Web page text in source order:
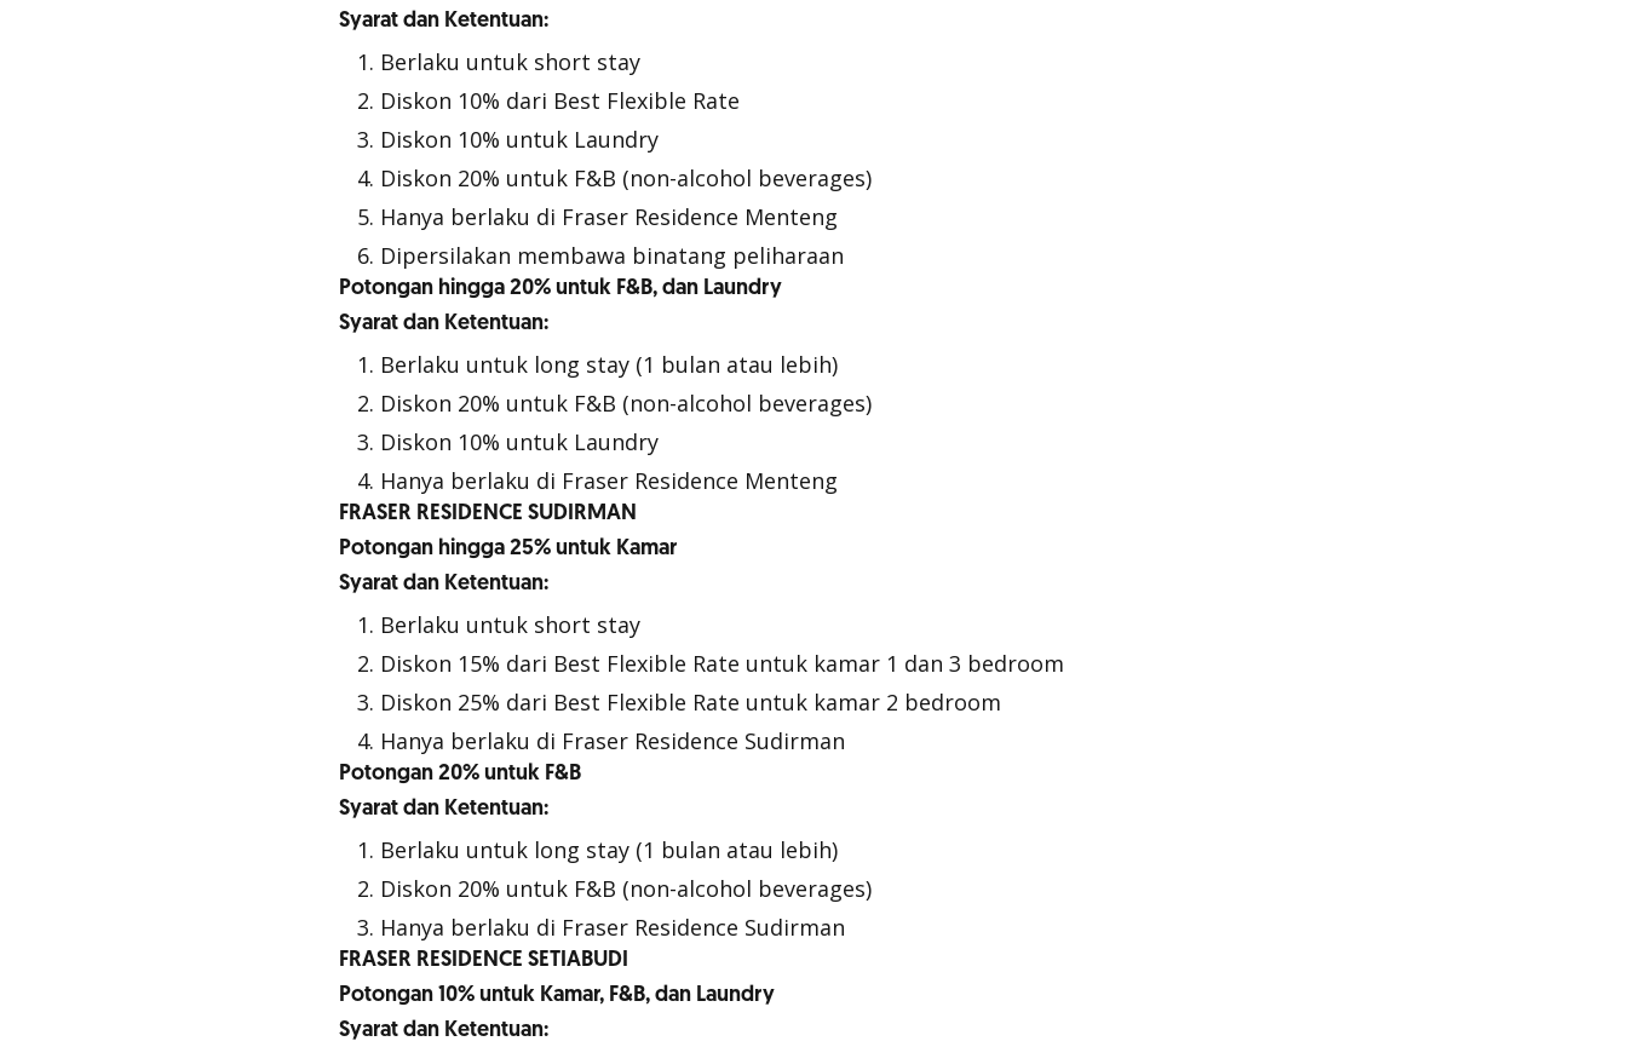
Syarat dan Ketentuan:
Berlaku untuk short stay
Diskon 10% dari Best Flexible Rate
Diskon 10% untuk Laundry
Diskon 20% untuk F&B (non-alcohol beverages)
Hanya berlaku di Fraser Residence Menteng
Dipersilakan membawa binatang peliharaan
Potongan hingga 20% untuk F&B, dan Laundry
Syarat dan Ketentuan:
Berlaku untuk long stay (1 bulan atau lebih)
Diskon 20% untuk F&B (non-alcohol beverages)
Diskon 10% untuk Laundry
Hanya berlaku di Fraser Residence Menteng
FRASER RESIDENCE SUDIRMAN
Potongan hingga 25% untuk Kamar
Syarat dan Ketentuan:
Berlaku untuk short stay
Diskon 15% dari Best Flexible Rate untuk kamar 1 dan 3 bedroom
Diskon 25% dari Best Flexible Rate untuk kamar 2 bedroom
Hanya berlaku di Fraser Residence Sudirman
Potongan 20% untuk F&B
Syarat dan Ketentuan:
Berlaku untuk long stay (1 bulan atau lebih)
Diskon 20% untuk F&B (non-alcohol beverages)
Hanya berlaku di Fraser Residence Sudirman
FRASER RESIDENCE SETIABUDI
Potongan 10% untuk Kamar, F&B, dan Laundry
Syarat dan Ketentuan: